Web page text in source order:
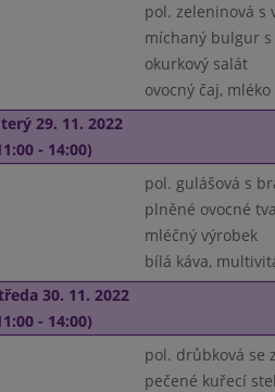
pol. zeleninová s
míchaný bulgur
okurkový salát
ovocný čaj, mléko
29. 11. 2022
- 14:00)
pol. gulášová s
plněné ovocné
mléčný výrobek
bílá káva,
30. 11. 2022
- 14:00)
pol. drůbková se
pečené kuřecí